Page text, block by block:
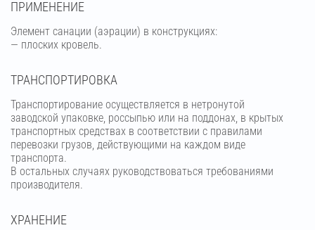
ПРИМЕНЕНИЕ
Элемент санации (аэрации) в конструкциях:
— плоских кровель.
ТРАНСПОРТИРОВКА
Транспортирование осуществляется в нетронутой
заводской упаковке, россыпью или на поддонах, в крытых
транспортных средствах в соответствии с правилами
перевозки грузов, действующими на каждом виде
транспорта.
В остальных случаях руководствоваться требованиями
производителя.
ХРАНЕНИЕ